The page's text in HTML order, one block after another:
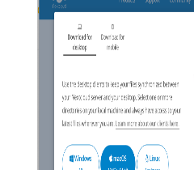
navigation of Gestionarea